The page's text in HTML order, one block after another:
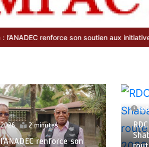
son soutien aux initiatives
2 minutes
renforce son